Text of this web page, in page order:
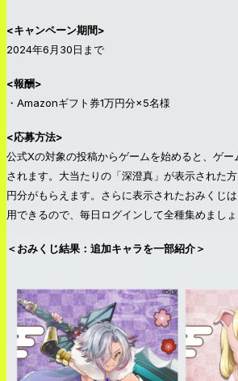
<キャンペーン期間>
2024年6月30日まで
<報酬>
・Amazonギフト券1万円分×5名様
<応募方法>
公式Xの対象の投稿からゲームを始めると、ゲ
されます。大当たりの「深澄真」が表示された
円分がもらえます。さらに表示されたおみくじ
用できるので、毎日ログインして全種集めましょ
＜おみくじ結果：追加キャラを一部紹介＞